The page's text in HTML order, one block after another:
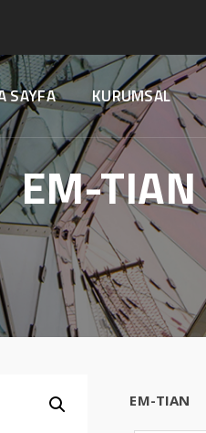
SAYFA KURUMSAL
EM-TIAN
EM-TIAN